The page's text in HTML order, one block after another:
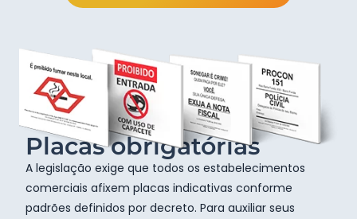
Placas obrigatórias
A legislação exige que todos os estabelecimentos
comerciais afixem placas indicativas conforme
padrões definidos por decreto. Para auxiliar seus